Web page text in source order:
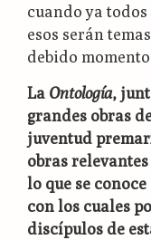
cuando ya
esos serán
debido
La Ontología,
grandes obras
juventud
obras
lo que se
con los cuales
discípulos de